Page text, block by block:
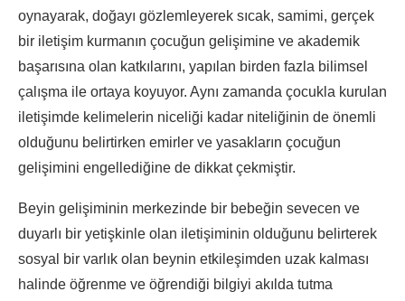
oynayarak, doğayı gözlemleyerek sıcak, samimi, gerçek
bir iletişim kurmanın çocuğun gelişimine ve akademik
başarısına olan katkılarını, yapılan birden fazla bilimsel
çalışma ile ortaya koyuyor. Aynı zamanda çocukla kurulan
iletişimde kelimelerin niceliği kadar niteliğinin de önemli
olduğunu belirtirken emirler ve yasakların çocuğun
gelişimini engellediğine de dikkat çekmiştir.
Beyin gelişiminin merkezinde bir bebeğin sevecen ve
duyarlı bir yetişkinle olan iletişiminin olduğunu belirterek
sosyal bir varlık olan beynin etkileşimden uzak kalması
halinde öğrenme ve öğrendiği bilgiyi akılda tutma